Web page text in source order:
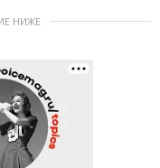
НИЖЕ